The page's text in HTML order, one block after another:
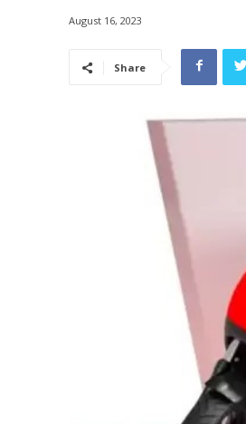
August 16, 2023
Share